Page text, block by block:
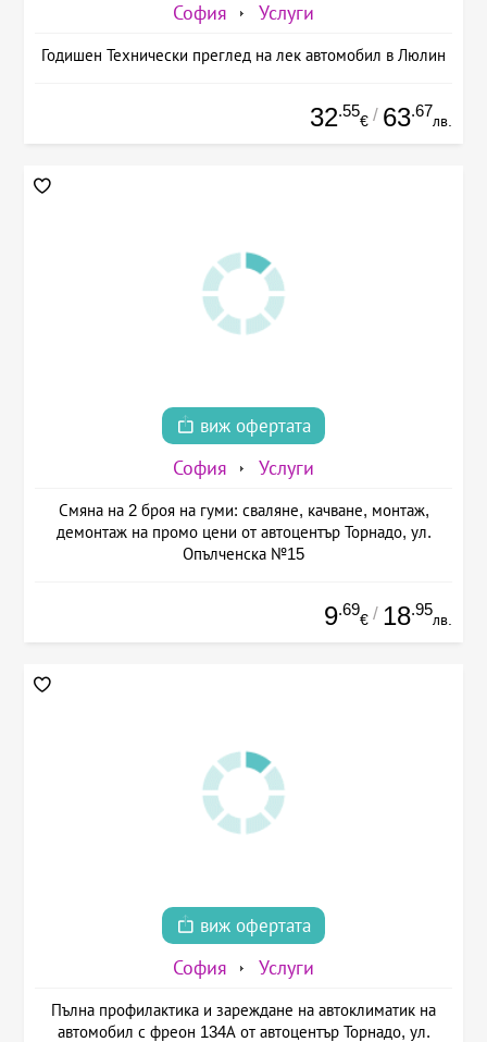
София Услуги
Годишен Технически преглед на лек автомобил в Люлин
32.55
€ / 63.67
лв.
виж офертата
София Услуги
Смяна на 2 броя на гуми: сваляне, качване, монтаж,
демонтаж на промо цени от автоцентър Торнадо, ул.
Опълченска №15
9.69
€ / 18.95
лв.
виж офертата
София Услуги
Пълна профилактика и зареждане на автоклиматик на
автомобил с фреон 134А от автоцентър Торнадо, ул.